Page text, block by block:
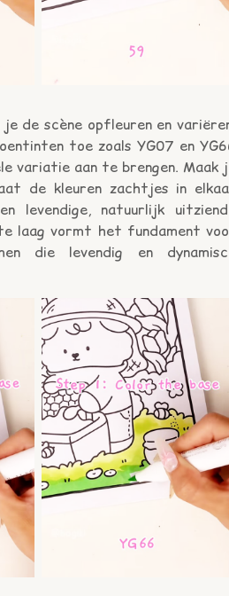
de scène opfleuren en
toe zoals YG07 en
variatie aan te brengen. Maak
de kleuren zachtjes in
levendige, natuurlijk
laag vormt het fundament
die levendig en